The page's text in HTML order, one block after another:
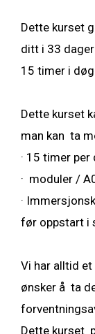
Dette kurset
ditt i 33
15 timer i
Dette kurset
man kan ta
· 15 timer per
· moduler /
·
før oppstart i
Vi har alltid
ønsker å ta
Dette kurset